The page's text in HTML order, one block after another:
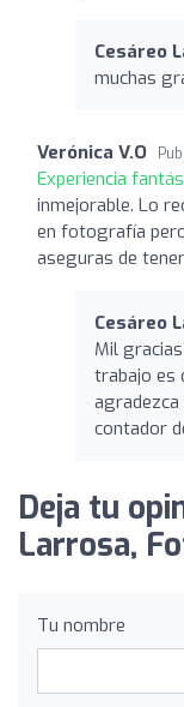
Cesáreo
muchas
Verónica V.O
Experiencia
inmejorable. Lo
en fotografía
aseguras de
Cesáreo
Mil
trabajo es
agradezca
contador
Deja tu
Larrosa,
Tu nombre